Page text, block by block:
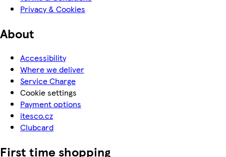
Privacy & Cookies
About
Accessibility
Where we deliver
Service Charge
Cookie settings
Payment options
itesco.cz
Clubcard
First time shopping